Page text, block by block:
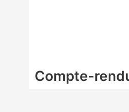
Compte-